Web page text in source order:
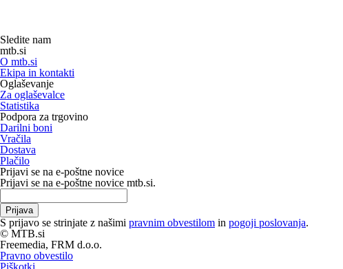
Sledite nam
mtb.si
O mtb.si
Ekipa in kontakti
Oglaševanje
Za oglaševalce
Statistika
Podpora za trgovino
Darilni boni
Vračila
Dostava
Plačilo
Prijavi se na e-poštne novice
Prijavi se na e-poštne novice mtb.si.
Prijava
S prijavo se strinjate z našimi pravnim obvestilom in pogoji poslovanja.
© MTB.si
Freemedia, FRM d.o.o.
Pravno obvestilo
Piškotki